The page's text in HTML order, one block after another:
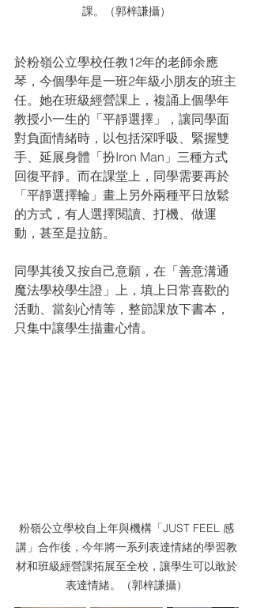
課。（郭梓謙攝）
於粉嶺公立學校任教12年的老師余應
琴，今個學年是一班2年級小朋友的班主
任。她在班級經營課上，複誦上個學年
教授小一生的「平靜選擇」，讓同學面
對負面情緒時，以包括深呼吸、緊握雙
手、延展身體「扮Iron Man」三種方式
回復平靜。而在課堂上，同學需要再於
「平靜選擇輪」畫上另外兩種平日放鬆
的方式，有人選擇閱讀、打機、做運
動，甚至是拉筋。
同學其後又按自己意願，在「善意溝通
魔法學校學生證」上，填上日常喜歡的
活動、當刻心情等，整節課放下書本，
只集中讓學生描畫心情。
粉嶺公立學校自上年與機構「JUST FEEL 感
講」合作後，今年將一系列表達情緒的學習教
材和班級經營課拓展至全校，讓學生可以敢於
表達情緒。（郭梓謙攝）